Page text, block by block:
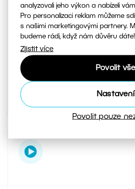
analyzovali jeho výkon a nabízeli
Pro personalizaci reklam můžeme
s našimi marketingovými partnery.
budeme rádi, když nám důvěru dáte!
Zjistit více
Povolit vše
Nastavení
Povolit pouze
Magazín Milujeme
Váš denní zdroj inspirace a
při focení až po návody, jak v
nejlepší fotky.
Přejít do magazínu